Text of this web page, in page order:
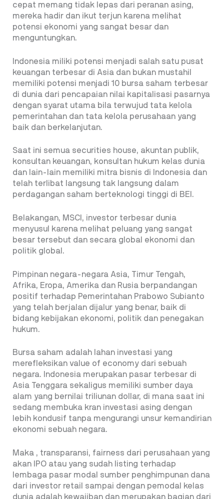
cepat memang tidak lepas dari peranan asing,
mereka hadir dan ikut terjun karena melihat
potensi ekonomi yang sangat besar dan
menguntungkan.
Indonesia miliki potensi menjadi salah satu pusat
keuangan terbesar di Asia dan bukan mustahil
memiliki potensi menjadi 10 bursa saham terbesar
di dunia dari pencapaian nilai kapitalisasi pasarnya
dengan syarat utama bila terwujud tata kelola
pemerintahan dan tata kelola perusahaan yang
baik dan berkelanjutan.
Saat ini semua securities house, akuntan publik,
konsultan keuangan, konsultan hukum kelas dunia
dan lain-lain memiliki mitra bisnis di Indonesia dan
telah terlibat langsung tak langsung dalam
perdagangan saham berteknologi tinggi di BEI.
Belakangan, MSCI, investor terbesar dunia
menyusul karena melihat peluang yang sangat
besar tersebut dan secara global ekonomi dan
politik global.
Pimpinan negara-negara Asia, Timur Tengah,
Afrika, Eropa, Amerika dan Rusia berpandangan
positif terhadap Pemerintahan Prabowo Subianto
yang telah berjalan dijalur yang benar, baik di
bidang kebijakan ekonomi, politik dan penegakan
hukum.
Bursa saham adalah lahan investasi yang
merefleksikan value of economy dari sebuah
negara. Indonesia merupakan pasar terbesar di
Asia Tenggara sekaligus memiliki sumber daya
alam yang bernilai triliunan dollar, di mana saat ini
sedang membuka kran investasi asing dengan
lebih kondusif tanpa mengurangi unsur kemandirian
ekonomi sebuah negara.
Maka , transparansi, fairness dari perusahaan yang
akan IPO atau yang sudah listing terhadap
lembaga pasar modal sumber penghimpunan dana
dari investor retail sampai dengan pemodal kelas
dunia adalah kewajiban dan merupakan bagian dari